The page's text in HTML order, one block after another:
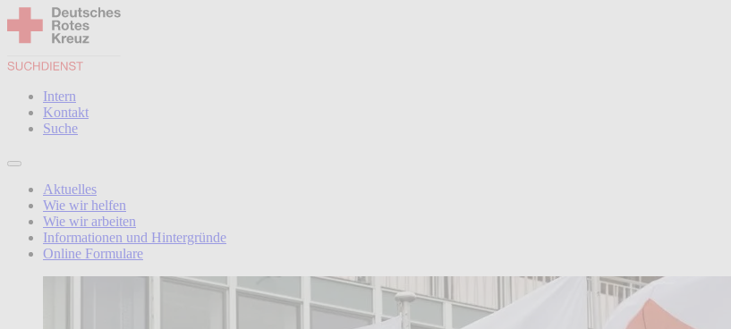
Intern
Kontakt
Suche
Aktuelles
Wie wir helfen
Wie wir arbeiten
Informationen und Hintergründe
Online Formulare